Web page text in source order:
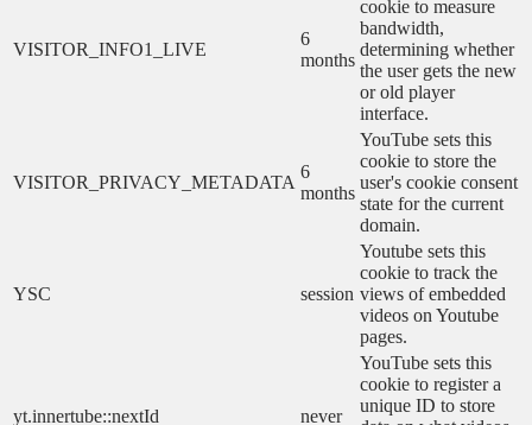
VISITOR_INFO1_LIVE
6
months
cookie to measure
bandwidth,
determining whether
the user gets the new
or old player
interface.
VISITOR_PRIVACY_METADATA
6
months
YouTube sets this
cookie to store the
user's cookie consent
state for the current
domain.
YSC session
Youtube sets this
cookie to track the
views of embedded
videos on Youtube
pages.
yt.innertube::nextId never
YouTube sets this
cookie to register a
unique ID to store